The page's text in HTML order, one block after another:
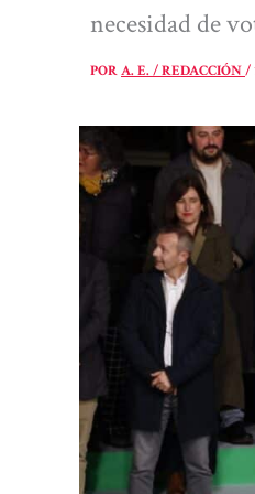
necesidad de
PORA. E. / REDACCIÓN/